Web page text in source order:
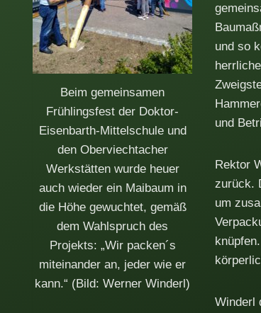
Beim gemeinsamen
Frühlingsfest der Doktor-
Eisenbarth-Mittelschule und
den Oberviechtacher
Werkstätten wurde heuer
auch wieder ein Maibaum in
die Höhe gewuchtet, gemäß
dem Wahlspruch des
Projekts: „Wir packen´s
miteinander an, jeder wie er
kann.“ (Bild: Werner Winderl)
und so
und
Rektor
zurück.
um
Winderl